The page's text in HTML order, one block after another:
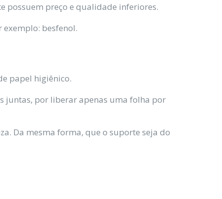
possuem preço e qualidade inferiores.
exemplo: besfenol.
papel higiênico.
juntas, por liberar apenas uma folha por
Da mesma forma, que o suporte seja do